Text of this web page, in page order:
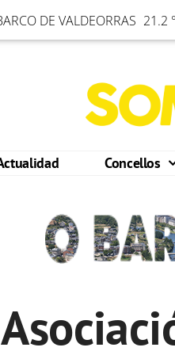
DE VALDEORRAS 21.2
Concellos